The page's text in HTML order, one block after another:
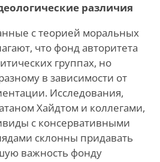
различия
с теорией моральных
что фонд авторитета
группах, но
в зависимости от
Исследования,
Хайдтом и коллегами,
с консервативными
склонны придавать
важность фонду